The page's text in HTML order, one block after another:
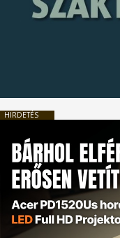
HIRDETÉS